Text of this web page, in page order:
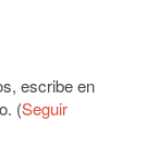
escribe en
(Seguir